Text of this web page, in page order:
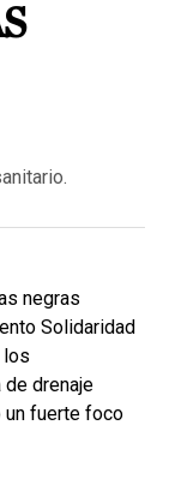
negras
Solidaridad
los
drenaje
un fuerte foco